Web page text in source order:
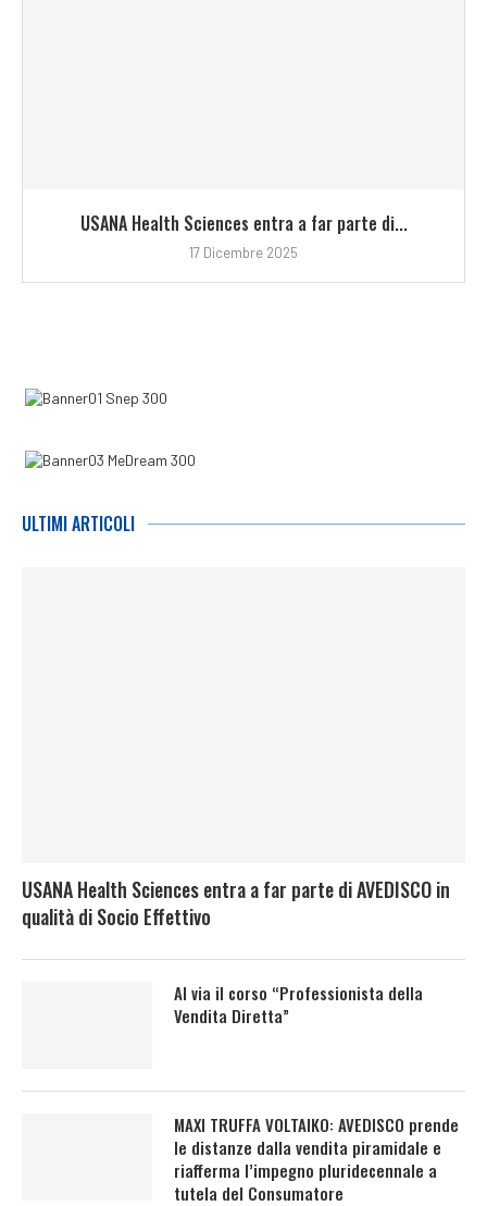
USANA Health Sciences entra a far parte di...
17 Dicembre 2025
ULTIMI ARTICOLI
USANA Health Sciences entra a far parte di AVEDISCO in
qualità di Socio Effettivo
Al via il corso “Professionista della
Vendita Diretta”
MAXI TRUFFA VOLTAIKO: AVEDISCO prende
le distanze dalla vendita piramidale e
riafferma l’impegno pluridecennale a
tutela del Consumatore